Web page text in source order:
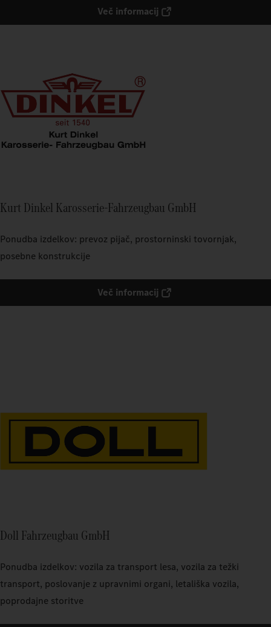
Več informacij
Kurt Dinkel Karosserie-Fahrzeugbau GmbH
Ponudba izdelkov: prevoz pijač, prostorninski tovornjak,
posebne konstrukcije
Več informacij
Doll Fahrzeugbau GmbH
Ponudba izdelkov: vozila za transport lesa, vozila za težki
transport, poslovanje z upravnimi organi, letališka vozila,
poprodajne storitve